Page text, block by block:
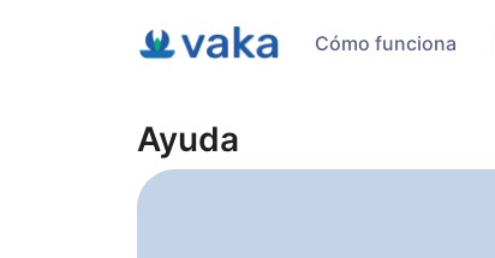
Cómo funciona
Ayuda